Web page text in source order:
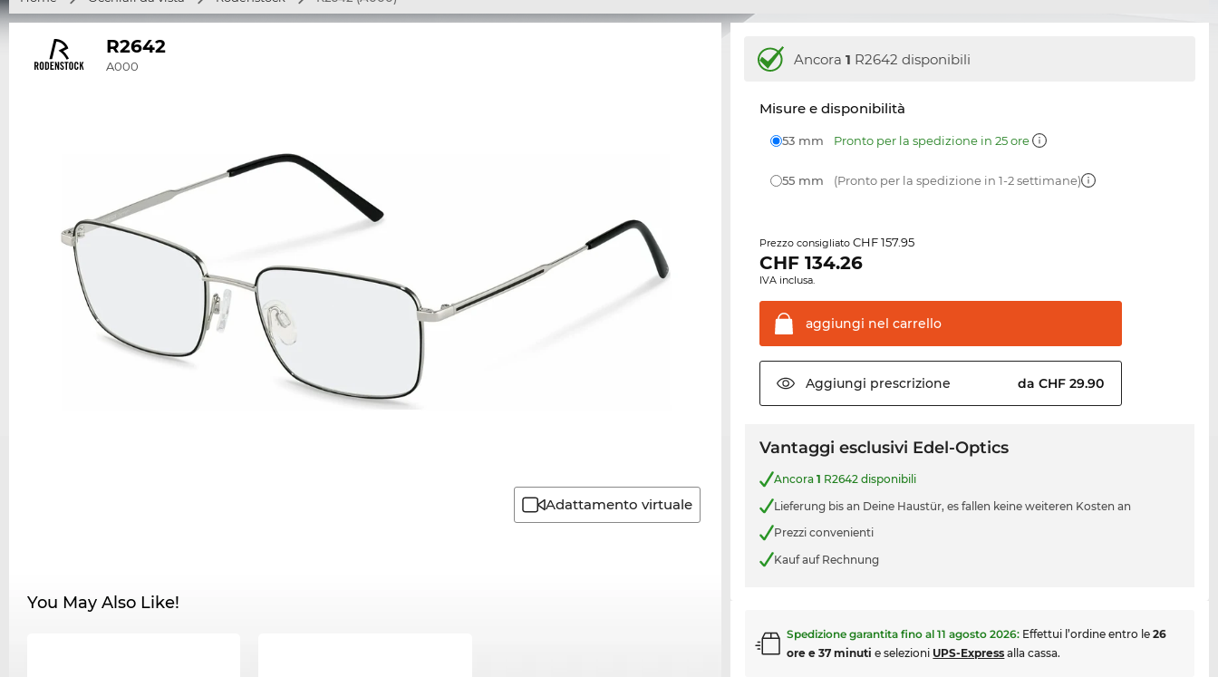
R2642
A000
Adattamento virtuale
You May Also Like!
Ancora1 R2642 disponibili
Misure e disponibilità
53 mm Pronto per la spedizione in 25 ore
55 mm (Pronto per la spedizione in 1-2 settimane)
Prezzo consigliatoCHF 157.95
CHF134.26
IVA inclusa.
aggiungi nel carrello
Aggiungi prescrizione da CHF 29.90
Vantaggi esclusivi Edel-Optics
Ancora1 R2642 disponibili
Lieferung bis an Deine Haustür, es fallen keine weiteren Kosten an
Prezzi convenienti
Kauf auf Rechnung
Spedizione garantita fino al11 agosto 2026: Effettui l’ordine entro le26
ore e 37 minuti e selezioni UPS-Express alla cassa.